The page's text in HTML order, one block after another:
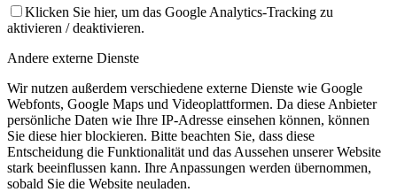
Klicken Sie hier, um das Google Analytics-Tracking zu
aktivieren / deaktivieren.
Andere externe Dienste
Wir nutzen außerdem verschiedene externe Dienste wie Google
Webfonts, Google Maps und Videoplattformen. Da diese Anbieter
persönliche Daten wie Ihre IP-Adresse einsehen können, können
Sie diese hier blockieren. Bitte beachten Sie, dass diese
Entscheidung die Funktionalität und das Aussehen unserer Website
stark beeinflussen kann. Ihre Anpassungen werden übernommen,
sobald Sie die Website neuladen.